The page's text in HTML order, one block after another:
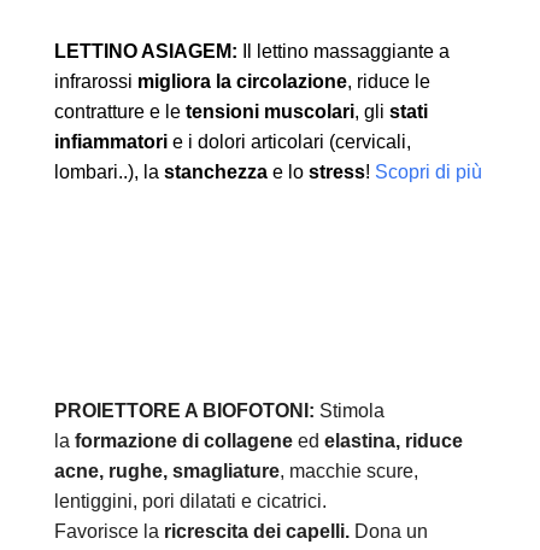
LETTINO ASIAGEM:
Il lettino massaggiante a
infrarossi migliora la circolazione, riduce le
contratture e le tensioni muscolari, gli stati
infiammatori e i dolori articolari (cervicali,
lombari..), la stanchezzae lo stress! Scopri di più
PROIETTORE A BIOFOTONI: Stimola
la formazione di collagene ed elastina, riduce
acne, rughe, smagliature, macchie scure,
lentiggini, pori dilatati e cicatrici.
Favorisce la ricrescita dei capelli. Dona un